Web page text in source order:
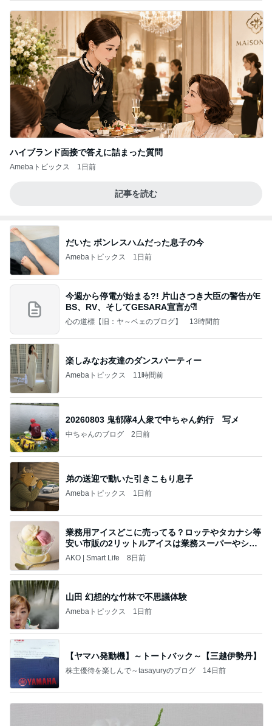
ハイブランド面接で答えに詰まった質問
Amebaトピックス 1日前
記事を読む
だいた ボンレスハムだった息子の今
Amebaトピックス 1日前
今週から停電が始まる?! 片山さつき大臣の警告がE
BS、RV、そしてGESARA宣言が⁈
心の道標【旧：ヤ～ベェのブログ】 13時間前
楽しみなお友達のダンスパーティー
Amebaトピックス 11時間前
20260803 鬼郁隊4人衆で中ちゃん釣行 写メ
中ちゃんのブログ 2日前
弟の送迎で動いた引きこもり息子
Amebaトピックス 1日前
業務用アイスどこに売ってる？ロッテやタカナシ等
安い市販の2リットルアイスは業務スーパーやシャ
トレ
AKO | Smart Life 8日前
山田 幻想的な竹林で不思議体験
Amebaトピックス 1日前
【ヤマハ発動機】～トートバック～【三越伊勢丹】
株主優待を楽しんで～tasayuryのブログ 14日前